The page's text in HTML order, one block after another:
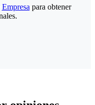
Empresa para obtener